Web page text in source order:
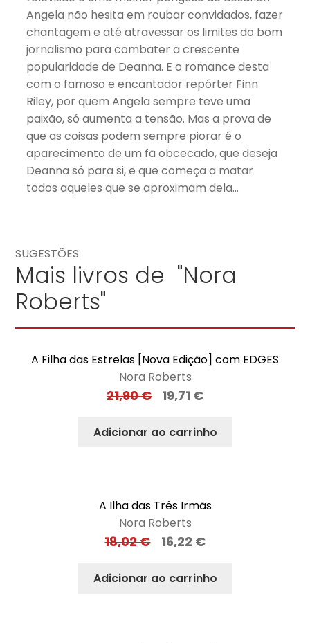
Angela não hesita em roubar convidados, fazer
chantagem e até atravessar os limites do bom
jornalismo para combater a crescente
popularidade de Deanna. E o romance desta
com o famoso e encantador repórter Finn
Riley, por quem Angela sempre teve uma
paixão, só aumenta a tensão. Mas a prova de
que as coisas podem sempre piorar é o
aparecimento de um fã obcecado, que deseja
Deanna só para si, e que começa a matar
todos aqueles que se aproximam dela…
SUGESTÕES
Mais livros de "Nora
Roberts"
A Filha das Estrelas [Nova Edição] com EDGES
Nora Roberts
21,90€ 19,71 €
Adicionar ao carrinho
A Ilha das Três Irmãs
Nora Roberts
18,02€ 16,22 €
Adicionar ao carrinho